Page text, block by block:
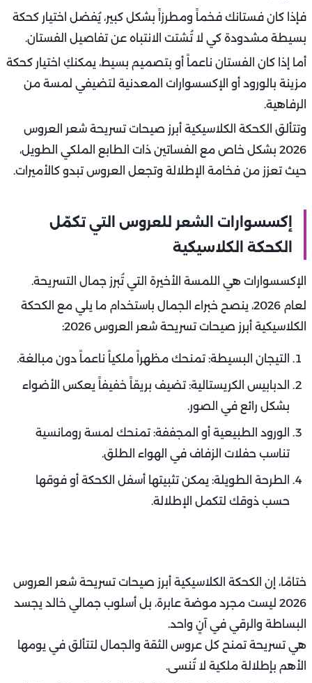
فإذا كان فستانك فخماً ومطرزاً بشكل كبير، يُفضل اختيار كحكة
بسيطة مشدودة كي لا تُشتت الانتباه عن تفاصيل الفستان.
أما إذا كان الفستان ناعماً أو بتصميم بسيط، يمكنكِ اختيار كحكة
مزينة بالورود أو الإكسسوارات المعدنية لتضيفي لمسة من
الرفاهية.
وتتألق الكحكة الكلاسيكية أبرز صيحات تسريحة شعر العروس
2026 بشكل خاص مع الفساتين ذات الطابع الملكي الطويل،
حيث تعزز من فخامة الإطلالة وتجعل العروس تبدو كالأميرات.
إكسسوارات الشعر للعروس التي تكمّل
الكحكة الكلاسيكية
الإكسسوارات هي اللمسة الأخيرة التي تُبرز جمال التسريحة.
لعام 2026، ينصح خبراء الجمال باستخدام ما يلي مع الكحكة
الكلاسيكية أبرز صيحات تسريحة شعر العروس 2026:
التيجان البسيطة: تمنحك مظهراً ملكياً ناعماً دون مبالغة.
الدبابيس الكريستالية: تضيف بريقاً خفيفاً يعكس الأضواء
بشكل رائع في الصور.
الورود الطبيعية أو المجففة: تمنحك لمسة رومانسية
تناسب حفلات الزفاف في الهواء الطلق.
الطرحة الطويلة: يمكن تثبيتها أسفل الكحكة أو فوقها
حسب ذوقك لتكمل الإطلالة.
ختامًا، إن الكحكة الكلاسيكية أبرز صيحات تسريحة شعر العروس
2026 ليست مجرد موضة عابرة، بل أسلوب جمالي خالد يجسد
البساطة والرقي في آنٍ واحد.
هي تسريحة تمنح كل عروس الثقة والجمال لتتألق في يومها
الأهم بإطلالة ملكية لا تُنسى.